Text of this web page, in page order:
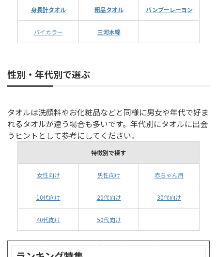
身長計タオル 粗品タオル バンブーレーヨン
バイカラー 三河木綿
性別・年代別で選ぶ
タオルは洗顔料やお化粧品などと同様に男女や年代で好ま
れるタオルが違う場合も多いです。年代別にタオルに出会
うヒントとして参考にしてください。
特徴別で探す
女性向け 男性向け 赤ちゃん用
10代向け 20代向け 30代向け
40代向け 50代向け